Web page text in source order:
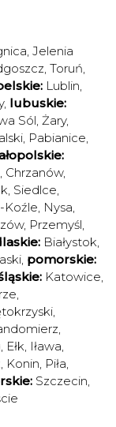
, Jelenia
, Toruń,
Lublin,
, lubuskie:
Sól, Żary,
, Pabianice,
, Chrzanów,
, Siedlce,
Koźle, Nysa,
, Przemyśl,
Białystok,
, pomorskie:
Katowice,
,
,
,
, Ełk, Iława,
, Konin, Piła,
Szczecin,